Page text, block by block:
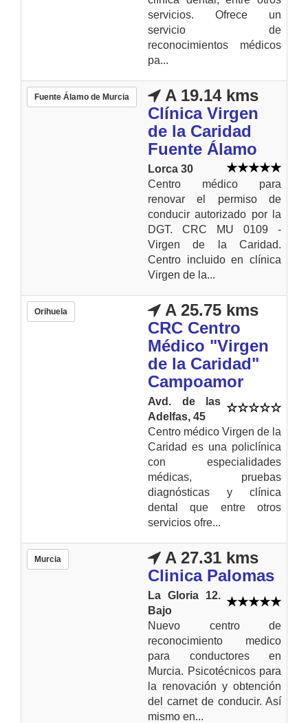
servicios. Ofrece un
servicio de
reconocimientos médicos
pa...
Fuente Álamo de Murcia
A 19.14 kms
Clínica Virgen
de la Caridad
Fuente Álamo
Lorca 30
Centro médico para
renovar el permiso de
conducir autorizado por la
DGT. CRC MU 0109 -
Virgen de la Caridad.
Centro incluido en clínica
Virgen de la...
Orihuela
A 25.75 kms
CRC Centro
Médico "Virgen
de la Caridad"
Campoamor
Avd. de las
Adelfas, 45
Centro médico Virgen de la
Caridad es una policlínica
con especialidades
médicas, pruebas
diagnósticas y clínica
dental que entre otros
servicios ofre...
Murcia
A 27.31 kms
Clinica Palomas
La Gloria 12.
Bajo
Nuevo centro de
reconocimiento medico
para conductores en
Murcia. Psicotécnicos para
la renovación y obtención
del carnet de conducir. Así
mismo en...